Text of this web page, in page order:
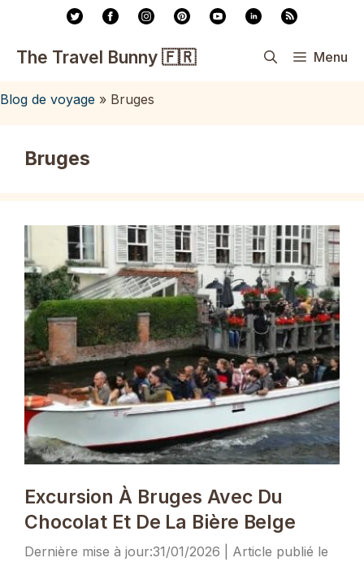
contenu
The Travel Bunny 🇫🇷 Menu
Blog de voyage » Bruges
Bruges
Excursion À Bruges Avec Du
Chocolat Et De La Bière Belge
31/01/2026